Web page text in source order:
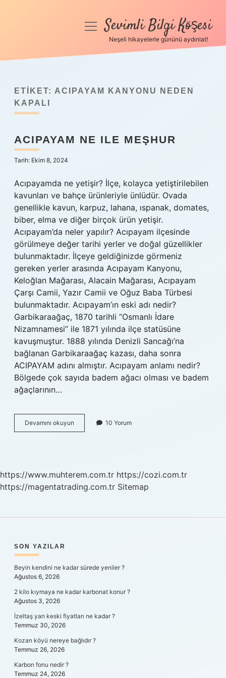
Anasayfa
Yasal Uyarı
menüyüSevimli Bilgi Köşesi
Neşeli hikayelerle gününü aydınlat!
ETIKET: ACIPAYAM KANYONU NEDEN
KAPALI
ACIPAYAM NE ILE MEŞHUR
Tarih: Ekim 8, 2024
Acıpayamda ne yetişir? İlçe, kolayca yetiştirilebilen
kavunları ve bahçe ürünleriyle ünlüdür. Ovada
genellikle kavun, karpuz, lahana, ıspanak, domates,
biber, elma ve diğer birçok ürün yetişir.
Acıpayam’da neler yapılır? Acıpayam ilçesinde
görülmeye değer tarihi yerler ve doğal güzellikler
bulunmaktadır. İlçeye geldiğinizde görmeniz
gereken yerler arasında Acıpayam Kanyonu,
Keloğlan Mağarası, Alacain Mağarası, Acıpayam
Çarşı Camii, Yazır Camii ve Oğuz Baba Türbesi
bulunmaktadır. Acıpayam’ın eski adı nedir?
Garbikaraağaç, 1870 tarihli “Osmanlı İdare
Nizamnamesi” ile 1871 yılında ilçe statüsüne
kavuşmuştur. 1888 yılında Denizli Sancağı’na
bağlanan Garbikaraağaç kazası, daha sonra
ACIPAYAM adını almıştır. Acıpayam anlamı nedir?
Bölgede çok sayıda badem ağacı olması ve badem
ağaçlarının…
Devamını okuyun Acıpayam
Ne
10 Yorum
https://www.muhterem.com.tr https://cozi.com.tr
https://magentatrading.com.tr Sitemap
SIDEBAR
SON YAZILAR
Beyin kendini ne kadar sürede yeniler ?
Ağustos 6, 2026
2 kilo kıymaya ne kadar karbonat konur ?
Ağustos 3, 2026
İzeltaş yan keski fiyatları ne kadar ?
Temmuz 30, 2026
Kozan köyü nereye bağlıdır ?
Temmuz 26, 2026
Karbon fonu nedir ?
Temmuz 24, 2026